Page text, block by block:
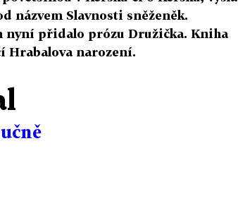
názvem Slavnosti sněženěk.
nyní přidalo prózu Družička. Kniha
Hrabalova narození.